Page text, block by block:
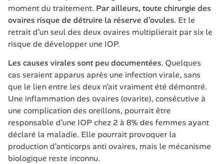
moment du traitement. Par ailleurs, toute chirurgie des
ovaires risque de détruire la réserve d’ovules. Et le
retrait d’un seul des deux ovaires multiplierait par six le
risque de développer une IOP.
Les causes virales sont peu documentées. Quelques
cas seraient apparus après une infection virale, sans
que le lien entre les deux n’ait vraiment été démontré.
Une inflammation des ovaires (ovarite), consécutive à
une complication des oreillons, pourrait être
responsable d’une IOP chez 2 à 8% des femmes ayant
déclaré la maladie. Elle pourrait provoquer la
production d’anticorps anti ovaires, mais le mécanisme
biologique reste inconnu.